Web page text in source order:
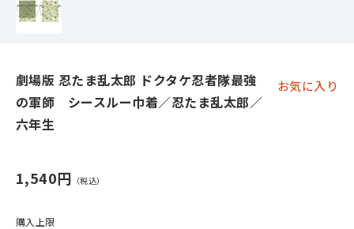
劇場版 忍たま乱太郎 ドクタケ忍者隊最強
の軍師 シースルー巾着／忍たま乱太郎／
六年生
お気に入り
1,540円
購入上限